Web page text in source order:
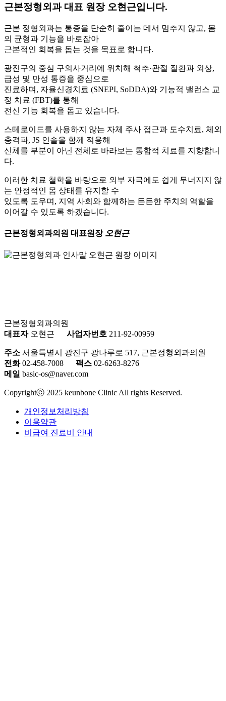
근본정형외과 대표 원장 오현근입니다.
근본 정형외과는 통증을 단순히 줄이는 데서 멈추지 않고, 몸
의 균형과 기능을 바로잡아
근본적인 회복을 돕는 것을 목표로 합니다.
광진구의 중심 구의사거리에 위치해 척추·관절 질환과 외상,
급성 및 만성 통증을 중심으로
진료하며, 자율신경치료 (SNEPI, SoDDA)와 기능적 밸런스 교
정 치료 (FBT)를 통해
전신 기능 회복을 돕고 있습니다.
스테로이드를 사용하지 않는 자체 주사 접근과 도수치료, 체외
충격파, JS 인솔을 함께 적용해
신체를 부분이 아닌 전체로 바라보는 통합적 치료를 지향합니
다.
이러한 치료 철학을 바탕으로 외부 자극에도 쉽게 무너지지 않
는 안정적인 몸 상태를 유지할 수
있도록 도우며, 지역 사회와 함께하는 든든한 주치의 역할을
이어갈 수 있도록 하겠습니다.
근본정형외과의원 대표원장 오현근
근본정형외과의원
대표자오현근 사업자번호 211-92-00959
주소 서울특별시 광진구 광나루로 517, 근본정형외과의원
전화02-458-7008 팩스 02-6263-8276
메일 basic-os@naver.com
Copyrightⓒ 2025 keunbone Clinic All rights Reserved.
개인정보처리방침
이용약관
비급여 진료비 안내